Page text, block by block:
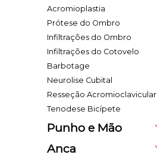
Acromioplastia
Prótese do Ombro
Infiltrações do Ombro
Infiltrações do Cotovelo
Barbotage
Neurolise Cubital
Resseção Acromioclavicular
Tenodese Bicípete
Punho e Mão
Anca